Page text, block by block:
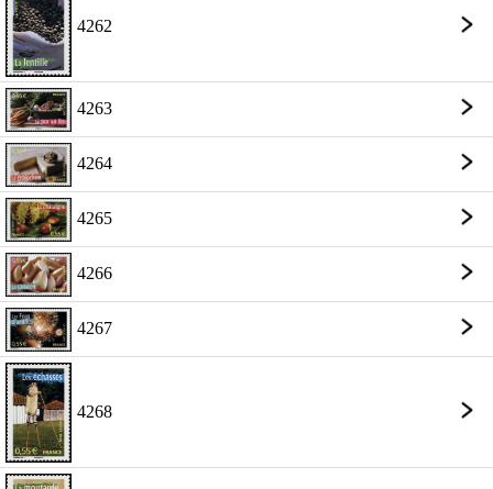
4262
4263
4264
4265
4266
4267
4268